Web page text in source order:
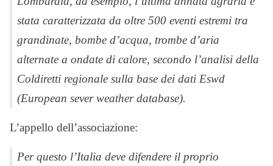
stata caratterizzata da oltre 500 eventi estremi tra
grandinate, bombe d’acqua, trombe d’aria
alternate a ondate di calore, secondo l’analisi della
Coldiretti regionale sulla base dei dati Eswd
(European sever weather database).
L’appello dell’associazione:
Per questo l’Italia deve difendere il proprio